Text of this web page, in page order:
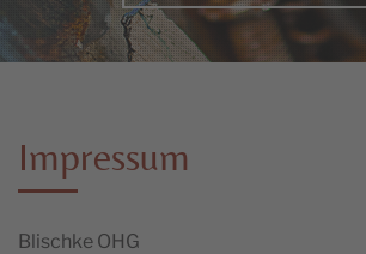
Impressum
Blischke OHG